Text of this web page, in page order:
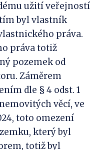
užití veřejností
tím byl vlastník
práva.
práva totiž
pozemek od
Záměrem
dle § 4 odst. 1
věcí, ve
toto omezení
který byl
totiž byl